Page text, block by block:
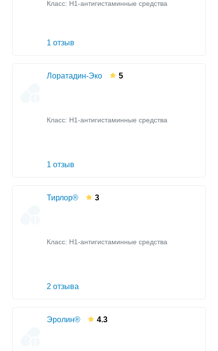
Класс: H1-антигистаминные средства
1 отзыв
Лоратадин-Эко 5
Класс: H1-антигистаминные средства
1 отзыв
Тирлор® 3
Класс: H1-антигистаминные средства
2 отзыва
Эролин® 4.3